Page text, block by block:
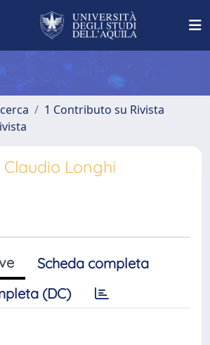
1 Contributo su Rivista
Longhi
Scheda completa
(DC)